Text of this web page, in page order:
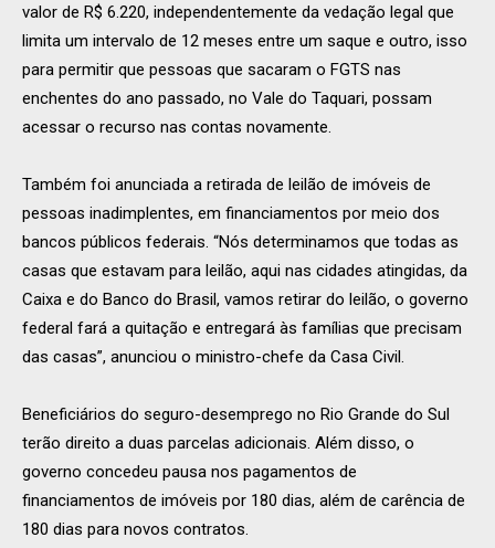
valor de R$ 6.220, independentemente da vedação legal que
limita um intervalo de 12 meses entre um saque e outro, isso
para permitir que pessoas que sacaram o FGTS nas
enchentes do ano passado, no Vale do Taquari, possam
acessar o recurso nas contas novamente.
Também foi anunciada a retirada de leilão de imóveis de
pessoas inadimplentes, em financiamentos por meio dos
bancos públicos federais. “Nós determinamos que todas as
casas que estavam para leilão, aqui nas cidades atingidas, da
Caixa e do Banco do Brasil, vamos retirar do leilão, o governo
federal fará a quitação e entregará às famílias que precisam
das casas”, anunciou o ministro-chefe da Casa Civil.
Beneficiários do seguro-desemprego no Rio Grande do Sul
terão direito a duas parcelas adicionais. Além disso, o
governo concedeu pausa nos pagamentos de
financiamentos de imóveis por 180 dias, além de carência de
180 dias para novos contratos.